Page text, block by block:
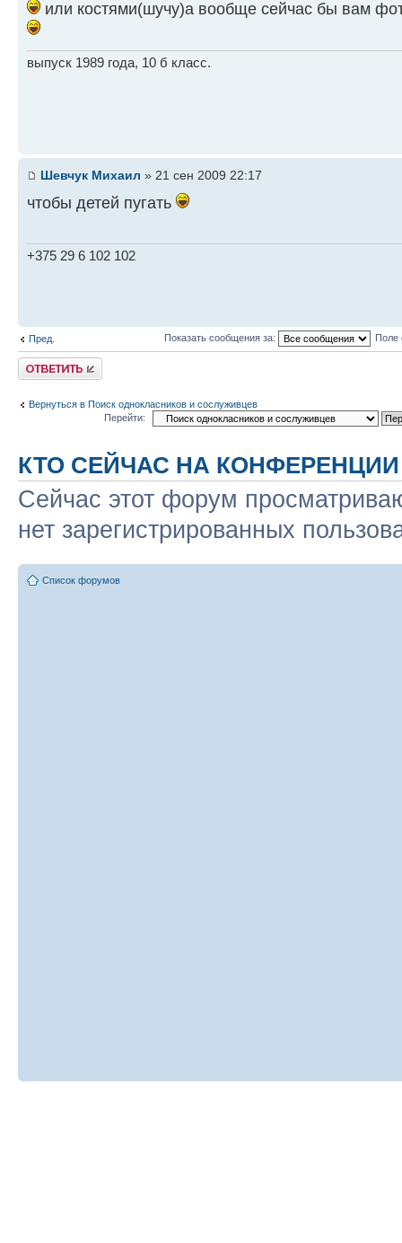
или костями(шучу)а вообще сейчас бы вам
выпуск 1989 года, 10 б класс.
Шевчук Михаил » 21 сен 2009 22:17
чтобы детей пугать
+375 29 6 102 102
Пред. Показать сообщения за: Поле
Ответить
Вернуться в Поиск однокласников и сослуживцев
Перейти:
КТО СЕЙЧАС НА КОНФЕРЕНЦИИ
Сейчас этот форум
нет зарегистрированных
Список форумов